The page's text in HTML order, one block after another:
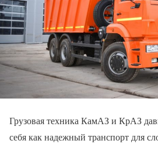
Грузовая техника КамАЗ и КрАЗ
себя как надежный транспорт для